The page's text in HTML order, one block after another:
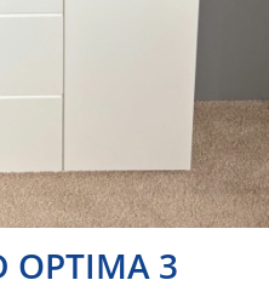
OPTIMA 3